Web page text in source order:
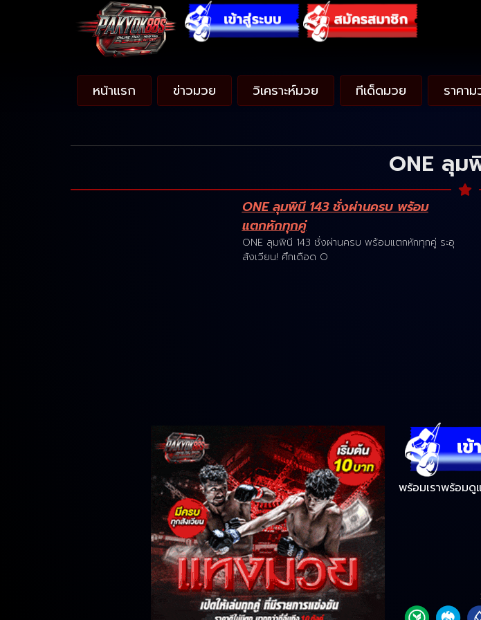
หน้าแรก ข่าวมวย วิเคราะห์มวย ทีเด็ดมวย ราคา
ONE ลุม
ONE ลุมพินี 143 ชั่งผ่านครบ พร้อม
แตกหักทุกคู่
ONE ลุมพินี 143 ชั่งผ่านครบ พร้อมแตกหักทุกคู่ ระอุ
สังเวียน! ศึกเดือด O
พร้อมเราพร้อม